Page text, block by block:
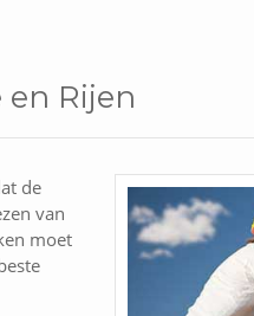
Rijen
de
van
moet